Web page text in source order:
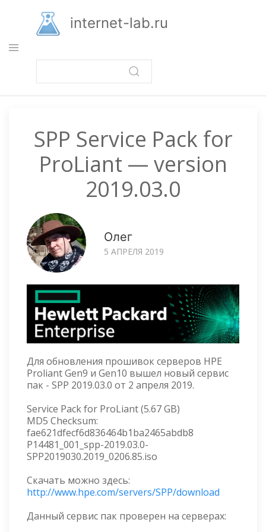
основному
содержанию
internet-lab.ru
SPP Service Pack for
ProLiant — version
2019.03.0
Олег
5 АПРЕЛЯ 2019
Для обновления прошивок серверов HPE
Proliant Gen9 и Gen10 вышел новый сервис
пак - SPP 2019.03.0 от 2 апреля 2019.
Service Pack for ProLiant (5.67 GB)
MD5 Checksum:
fae621dfecf6d836464b1ba2465abdb8
P14481_001_spp-2019.03.0-
SPP2019030.2019_0206.85.iso
Скачать можно здесь:
http://www.hpe.com/servers/SPP/download
Данный сервис пак проверен на серверах: